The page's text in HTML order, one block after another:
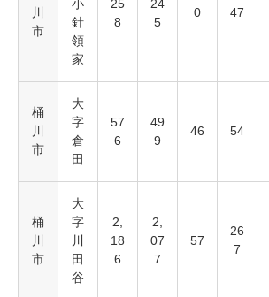
川
市
小
針
領
家
25
8
24
5
0 47
桶
川
市
大
字
倉
田
57
6
49
9
46 54
桶
川
市
大
字
川
田
谷
2,
18
6
2,
07
7
57
26
7